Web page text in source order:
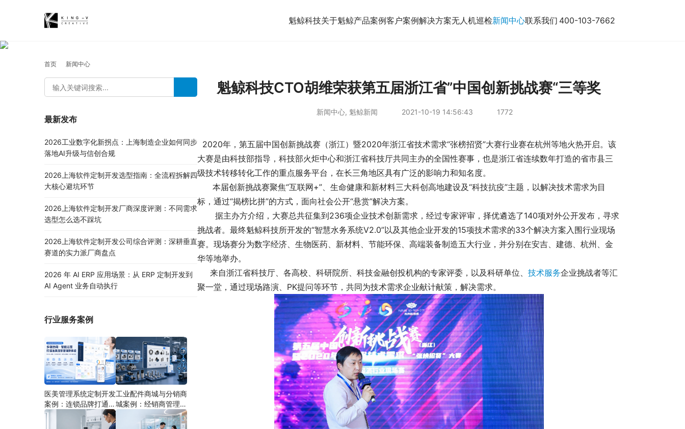
魁鲸科技关于魁鲸产品案例客户案例解决方案无人机巡检新闻中心联系我们 400-103-7662
首页 新闻中心
魁鲸科技CTO胡维荣获第五届浙江省”中国创新挑战赛“三等奖
新闻中心, 魁鲸新闻 2021-10-19 14:56:43 1772
2020年，第五届中国创新挑战赛（浙江）暨2020年浙江省技术需求“张榜招贤”大赛行业赛在杭州等地火热开启。该
大赛是由科技部指导，科技部火炬中心和浙江省科技厅共同主办的全国性赛事，也是浙江省连续数年打造的省市县三
级技术转移转化工作的重点服务平台，在长三角地区具有广泛的影响力和知名度。
本届创新挑战赛聚焦“互联网+”、生命健康和新材料三大科创高地建设及“科技抗疫”主题，以解决技术需求为目
标，通过“揭榜比拼”的方式，面向社会公开“悬赏”解决方案。
据主办方介绍，大赛总共征集到236项企业技术创新需求，经过专家评审，择优遴选了140项对外公开发布，寻求
挑战者。最终魁鲸科技所开发的“智慧水务系统V2.0”以及其他企业开发的15项技术需求的33个解决方案入围行业现场
赛。现场赛分为数字经济、生物医药、新材料、节能环保、高端装备制造五大行业，并分别在安吉、建德、杭州、金
华等地举办。
来自浙江省科技厅、各高校、科研院所、科技金融创投机构的专家评委，以及科研单位、 技术服务企业挑战者等汇
聚一堂，通过现场路演、PK提问等环节，共同为技术需求企业献计献策，解决需求。
最新发布
2026工业数字化新拐点：上海制造企业如何同步
落地AI升级与信创合规
2026上海软件定制开发选型指南：全流程拆解四
大核心避坑环节
2026上海软件定制开发厂商深度评测：不同需求
选型怎么选不踩坑
2026上海软件定制开发公司综合评测：深耕垂直
赛道的实力派厂商盘点
2026 年 AI ERP 应用场景：从 ERP 定制开发到
AI Agent 业务自动执行
行业服务案例
医美管理系统定制开发
案例：连锁品牌打通多
端协同
工业配件商城与分销商
城案例：经销商管理系
统如何分期建设